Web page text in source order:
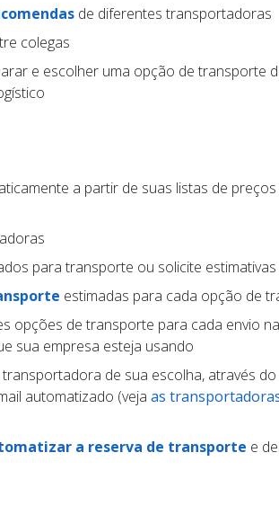
de diferentes transportadoras
colegas
e escolher uma opção de transporte
a partir de suas listas de
para transporte ou solicite
estimadas para cada opção de
opções de transporte para cada envio
sua empresa esteja usando
de sua escolha, através
automatizado (veja as
a reserva de transporte e